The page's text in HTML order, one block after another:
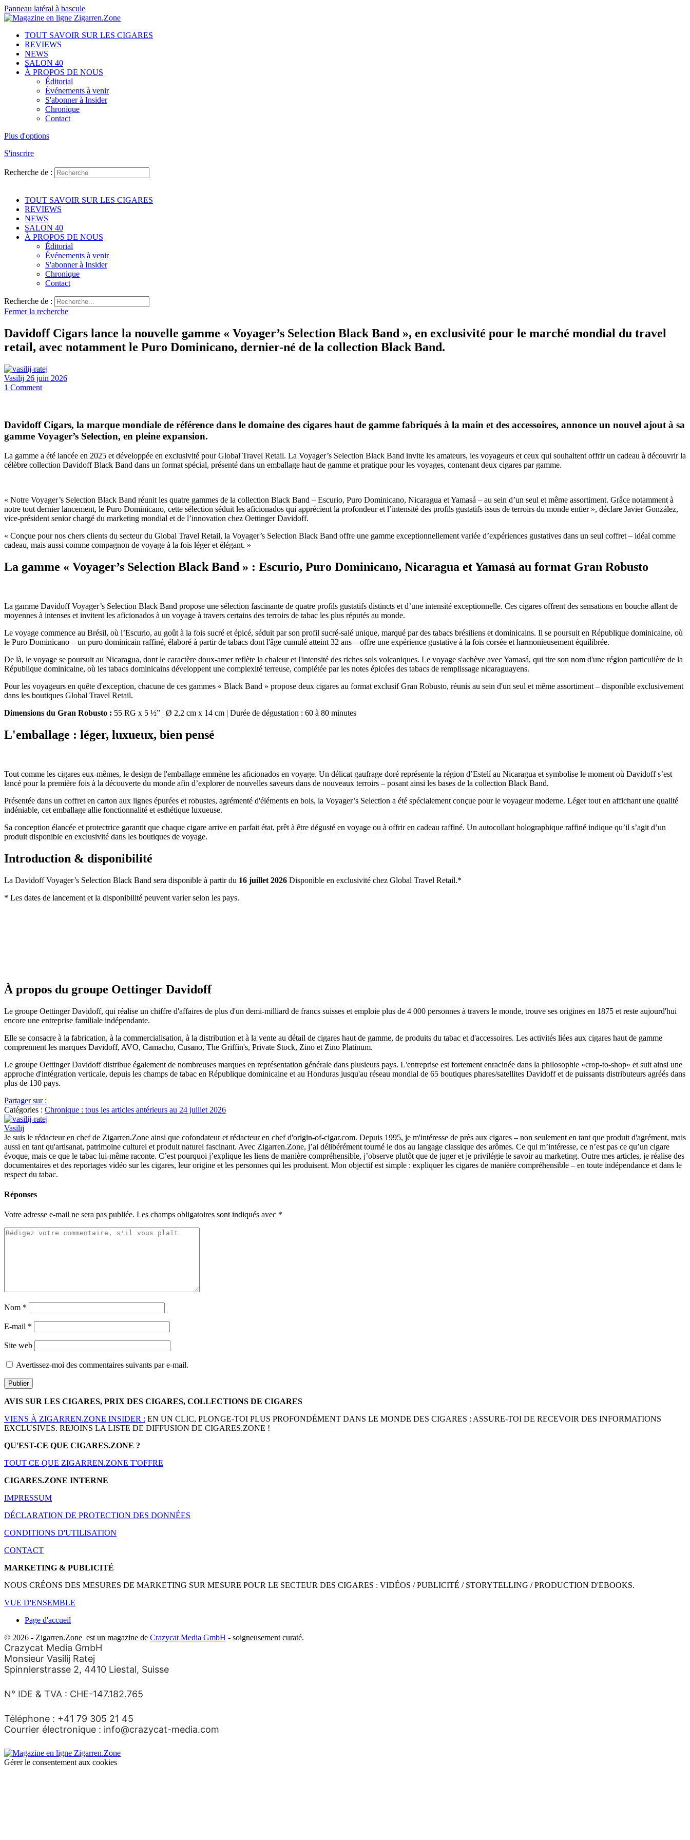
Panneau latéral à bascule
TOUT SAVOIR SUR LES CIGARES
REVIEWS
NEWS
SALON 40
À PROPOS DE NOUS
Éditorial
Événements à venir
S'abonner à Insider
Chronique
Contact
Plus d'options
S'inscrire
Recherche de :
TOUT SAVOIR SUR LES CIGARES
REVIEWS
NEWS
SALON 40
À PROPOS DE NOUS
Éditorial
Événements à venir
S'abonner à Insider
Chronique
Contact
Recherche de :
Fermer la recherche
Davidoff Cigars lance la nouvelle gamme « Voyager’s Selection Black Band », en exclusivité pour le marché mondial du travel
retail, avec notamment le Puro Dominicano, dernier-né de la collection Black Band.
Vasilij 26 juin 2026
1 Comment
Davidoff Cigars, la marque mondiale de référence dans le domaine des cigares haut de gamme fabriqués à la main et des accessoires, annonce un nouvel ajout à sa
gamme Voyager’s Selection, en pleine expansion.
La gamme a été lancée en 2025 et développée en exclusivité pour Global Travel Retail. La Voyager’s Selection Black Band invite les amateurs, les voyageurs et ceux qui souhaitent offrir un cadeau à découvrir la
célèbre collection Davidoff Black Band dans un format spécial, présenté dans un emballage haut de gamme et pratique pour les voyages, contenant deux cigares par gamme.
« Notre Voyager’s Selection Black Band réunit les quatre gammes de la collection Black Band – Escurio, Puro Dominicano, Nicaragua et Yamasá – au sein d’un seul et même assortiment. Grâce notamment à
notre tout dernier lancement, le Puro Dominicano, cette sélection séduit les aficionados qui apprécient la profondeur et l’intensité des profils gustatifs issus de terroirs du monde entier », déclare Javier González,
vice-président senior chargé du marketing mondial et de l’innovation chez Oettinger Davidoff.
« Conçue pour nos chers clients du secteur du Global Travel Retail, la Voyager’s Selection Black Band offre une gamme exceptionnellement variée d’expériences gustatives dans un seul coffret – idéal comme
cadeau, mais aussi comme compagnon de voyage à la fois léger et élégant. »
La gamme « Voyager’s Selection Black Band » : Escurio, Puro Dominicano, Nicaragua et Yamasá au format Gran Robusto
La gamme Davidoff Voyager’s Selection Black Band propose une sélection fascinante de quatre profils gustatifs distincts et d’une intensité exceptionnelle. Ces cigares offrent des sensations en bouche allant de
moyennes à intenses et invitent les aficionados à un voyage à travers certains des terroirs de tabac les plus réputés au monde.
Le voyage commence au Brésil, où l’Escurio, au goût à la fois sucré et épicé, séduit par son profil sucré-salé unique, marqué par des tabacs brésiliens et dominicains. Il se poursuit en République dominicaine, où
le Puro Dominicano – un puro dominicain raffiné, élaboré à partir de tabacs dont l'âge cumulé atteint 32 ans – offre une expérience gustative à la fois corsée et harmonieusement équilibrée.
De là, le voyage se poursuit au Nicaragua, dont le caractère doux-amer reflète la chaleur et l'intensité des riches sols volcaniques. Le voyage s'achève avec Yamasá, qui tire son nom d'une région particulière de la
République dominicaine, où les tabacs dominicains développent une complexité terreuse, complétée par les notes épicées des tabacs de remplissage nicaraguayens.
Pour les voyageurs en quête d'exception, chacune de ces gammes « Black Band » propose deux cigares au format exclusif Gran Robusto, réunis au sein d'un seul et même assortiment – disponible exclusivement
dans les boutiques Global Travel Retail.
Dimensions du Gran Robusto : 55 RG x 5 ½” | Ø 2,2 cm x 14 cm | Durée de dégustation : 60 à 80 minutes
L'emballage : léger, luxueux, bien pensé
Tout comme les cigares eux-mêmes, le design de l'emballage emmène les aficionados en voyage. Un délicat gaufrage doré représente la région d’Estelí au Nicaragua et symbolise le moment où Davidoff s’est
lancé pour la première fois à la découverte du monde afin d’explorer de nouvelles saveurs dans de nouveaux terroirs – posant ainsi les bases de la collection Black Band.
Présentée dans un coffret en carton aux lignes épurées et robustes, agrémenté d'éléments en bois, la Voyager’s Selection a été spécialement conçue pour le voyageur moderne. Léger tout en affichant une qualité
indéniable, cet emballage allie fonctionnalité et esthétique luxueuse.
Sa conception élancée et protectrice garantit que chaque cigare arrive en parfait état, prêt à être dégusté en voyage ou à offrir en cadeau raffiné. Un autocollant holographique raffiné indique qu’il s’agit d’un
produit disponible en exclusivité dans les boutiques de voyage.
Introduction & disponibilité
La Davidoff Voyager’s Selection Black Band sera disponible à partir du 16 juillet 2026 Disponible en exclusivité chez Global Travel Retail.*
* Les dates de lancement et la disponibilité peuvent varier selon les pays.
À propos du groupe Oettinger Davidoff
Le groupe Oettinger Davidoff, qui réalise un chiffre d'affaires de plus d'un demi-milliard de francs suisses et emploie plus de 4 000 personnes à travers le monde, trouve ses origines en 1875 et reste aujourd'hui
encore une entreprise familiale indépendante.
Elle se consacre à la fabrication, à la commercialisation, à la distribution et à la vente au détail de cigares haut de gamme, de produits du tabac et d'accessoires. Les activités liées aux cigares haut de gamme
comprennent les marques Davidoff, AVO, Camacho, Cusano, The Griffin's, Private Stock, Zino et Zino Platinum.
Le groupe Oettinger Davidoff distribue également de nombreuses marques en représentation générale dans plusieurs pays. L'entreprise est fortement enracinée dans la philosophie «crop-to-shop» et suit ainsi une
approche d'intégration verticale, depuis les champs de tabac en République dominicaine et au Honduras jusqu'au réseau mondial de 65 boutiques phares/satellites Davidoff et de puissants distributeurs agréés dans
plus de 130 pays.
Partager sur :
Catégories : Chronique : tous les articles antérieurs au 24 juillet 2026
Vasilij
Je suis le rédacteur en chef de Zigarren.Zone ainsi que cofondateur et rédacteur en chef d'origin-of-cigar.com. Depuis 1995, je m'intéresse de près aux cigares – non seulement en tant que produit d'agrément, mais
aussi en tant qu'artisanat, patrimoine culturel et produit naturel fascinant. Avec Zigarren.Zone, j’ai délibérément tourné le dos au langage classique des arômes. Ce qui m’intéresse, ce n’est pas ce qu’un cigare
évoque, mais ce que le tabac lui-même raconte. C’est pourquoi j’explique les liens de manière compréhensible, j’observe plutôt que de juger et je privilégie le savoir au marketing. Outre mes articles, je réalise des
documentaires et des reportages vidéo sur les cigares, leur origine et les personnes qui les produisent. Mon objectif est simple : expliquer les cigares de manière compréhensible – en toute indépendance et dans le
respect du tabac.
Réponses
Votre adresse e-mail ne sera pas publiée. Les champs obligatoires sont indiqués avec *
Nom *
E-mail *
Site web
Avertissez-moi des commentaires suivants par e-mail.
AVIS SUR LES CIGARES, PRIX DES CIGARES, COLLECTIONS DE CIGARES
VIENS À ZIGARREN.ZONE INSIDER : EN UN CLIC, PLONGE-TOI PLUS PROFONDÉMENT DANS LE MONDE DES CIGARES : ASSURE-TOI DE RECEVOIR DES INFORMATIONS
EXCLUSIVES. REJOINS LA LISTE DE DIFFUSION DE CIGARES.ZONE !
QU'EST-CE QUE CIGARES.ZONE ?
TOUT CE QUE ZIGARREN.ZONE T'OFFRE
CIGARES.ZONE INTERNE
IMPRESSUM
DÉCLARATION DE PROTECTION DES DONNÉES
CONDITIONS D'UTILISATION
CONTACT
MARKETING & PUBLICITÉ
NOUS CRÉONS DES MESURES DE MARKETING SUR MESURE POUR LE SECTEUR DES CIGARES : VIDÉOS / PUBLICITÉ / STORYTELLING / PRODUCTION D'EBOOKS.
VUE D'ENSEMBLE
Page d'accueil
© 2026 - Zigarren.Zone est un magazine de Crazycat Media GmbH - soigneusement curaté.
Crazycat Media GmbH
Monsieur Vasilij Ratej
Spinnlerstrasse 2, 4410 Liestal, Suisse
N° IDE & TVA : CHE-147.182.765
Téléphone : +41 79 305 21 45
Courrier électronique : info@crazycat-media.com
Gérer le consentement aux cookies